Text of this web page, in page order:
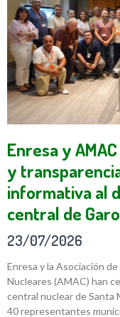
Enresa y
y
informativa al
central de
23/07/2026
Enresa y la Asociación
Nucleares (AMAC) han
central nuclear de Santa
40 representantes